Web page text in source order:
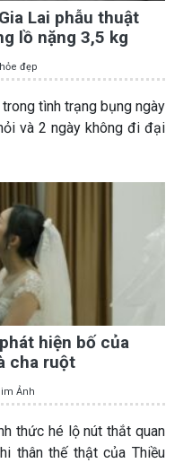
Lai phẫu thuật
lồ nặng 3,5 kg
đẹp
tình trạng bụng ngày
và 2 ngày không đi đại
hiện bố của
cha ruột
Ảnh
thức hé lộ nút thắt quan
thân thế thật của Thiều